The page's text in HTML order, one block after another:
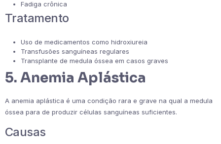
Fadiga crônica
Tratamento
Uso de medicamentos como hidroxiureia
Transfusões sanguíneas regulares
Transplante de medula óssea em casos graves
5. Anemia Aplástica
A anemia aplástica é uma condição rara e grave na qual a medula
óssea para de produzir células sanguíneas suficientes.
Causas